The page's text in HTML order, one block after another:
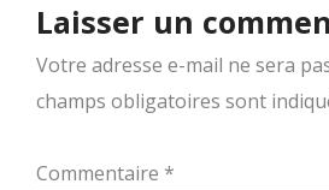
Laisser un
Votre adresse e-mail ne sera
champs obligatoires sont
Commentaire *